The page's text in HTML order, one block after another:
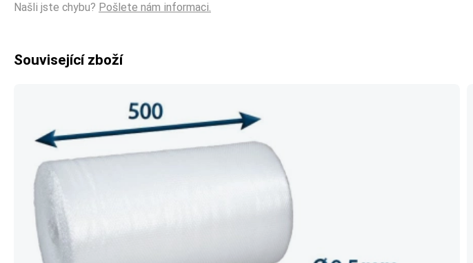
Našli jste chybu? Pošlete nám informaci.
Související zboží